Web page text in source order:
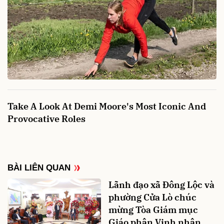
BÀI LIÊN QUAN
Lãnh đạo xã Đông Lộc và
phường Cửa Lò chúc
mừng Tòa Giám mục